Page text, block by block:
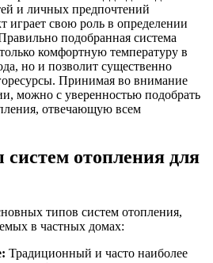
и личных предпочтений
играет свою роль в определении
подобранная система
комфортную температуру в
но и позволит существенно
Принимая во внимание
можно с уверенностью подобрать
отвечающую всем
отопления для
типов систем отопления,
в частных домах:
Традиционный и часто наиболее